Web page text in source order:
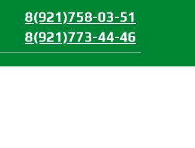
8(921)773-44-46
8(921)758-03-51